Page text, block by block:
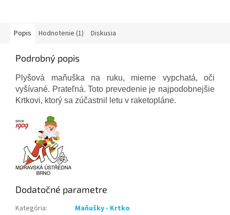
Popis Hodnotenie (1) Diskusia
Podrobný popis
Plyšová maňuška na ruku, mierne vypchatá, oči
vyšívané. Prateľná. Toto prevedenie je najpodobnejšie
Krtkovi, ktorý sa zúčastnil letu v raketopláne.
Dodatočné parametre
Kategória:
Maňušky - Krtko